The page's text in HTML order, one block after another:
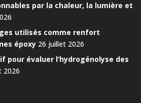
par la chaleur, la lumière et
utilisés comme renfort
époxy 26 juillet 2026
pour évaluer l’hydrogénolyse des
2026